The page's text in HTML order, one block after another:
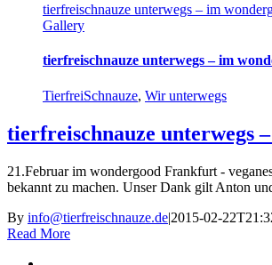
tierfreischnauze unterwegs – im
Gallery
tierfreischnauze unterwegs – im
TierfreiSchnauze, Wir unterwegs
tierfreischnauze unterwegs
21.Februar im wondergood Frankfurt -
bekannt zu machen. Unser Dank gilt Anton
By info@tierfreischnauze.de|2015-02-
Read More